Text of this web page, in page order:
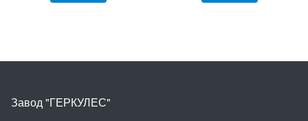
Завод "ГЕРКУЛЕС"